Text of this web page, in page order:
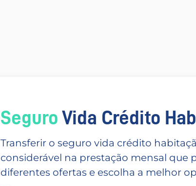
Seguro Vida Crédito
Transferir o seguro vida crédito
considerável na prestação mensal que
diferentes ofertas e escolha a melhor